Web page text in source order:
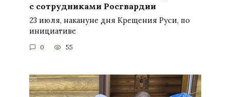
с сотрудниками Росгвардии
23 июля, накануне дня Крещения Руси, по
инициативе
0 55